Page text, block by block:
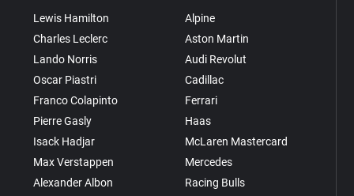
Lewis Hamilton
Charles Leclerc
Lando Norris
Oscar Piastri
Franco Colapinto
Pierre Gasly
Isack Hadjar
Max Verstappen
Alexander Albon
Alpine
Aston Martin
Audi Revolut
Cadillac
Ferrari
Haas
McLaren Mastercard
Mercedes
Racing Bulls